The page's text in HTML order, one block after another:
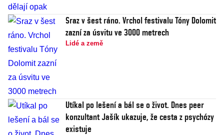
Sraz v šest ráno. Vrchol festivalu Tóny Dolomit
zazní za úsvitu ve 3000 metrech
Lidé a země
Utíkal po lešení a bál se o život. Dnes peer
konzultant Jašík ukazuje, že cesta z psychózy
existuje